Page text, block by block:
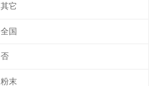
其它
全国
否
粉末